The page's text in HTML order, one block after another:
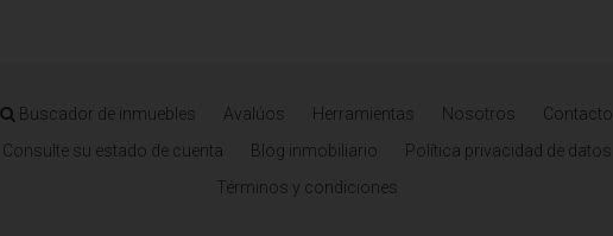
Buscador de inmuebles Avalúos Herramientas Nosotros
Contacto
Consulte su estado de cuenta
Blog inmobiliario
Política privacidad de datos
Términos y condiciones